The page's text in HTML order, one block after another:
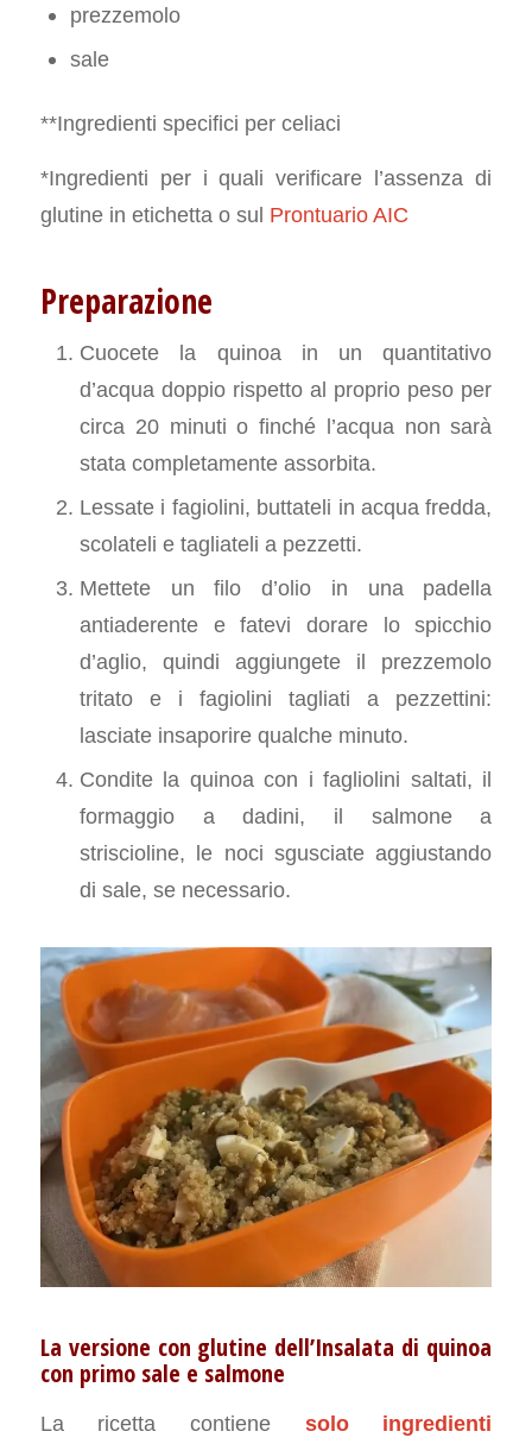
prezzemolo
sale
**Ingredienti specifici per celiaci
*Ingredienti per i quali verificare l’assenza di
glutine in etichetta o sul Prontuario AIC
Preparazione
Cuocete la quinoa in un quantitativo
d’acqua doppio rispetto al proprio peso per
circa 20 minuti o finché l’acqua non sarà
stata completamente assorbita.
Lessate i fagiolini, buttateli in acqua fredda,
scolateli e tagliateli a pezzetti.
Mettete un filo d’olio in una padella
antiaderente e fatevi dorare lo spicchio
d’aglio, quindi aggiungete il prezzemolo
tritato e i fagiolini tagliati a pezzettini:
lasciate insaporire qualche minuto.
Condite la quinoa con i fagliolini saltati, il
formaggio a dadini, il salmone a
striscioline, le noci sgusciate aggiustando
di sale, se necessario.
La versione con glutine dell’Insalata di quinoa
con primo sale e salmone
La ricetta contiene solo ingredienti